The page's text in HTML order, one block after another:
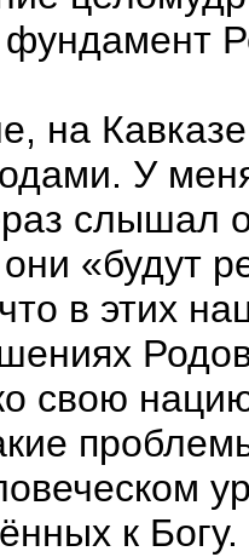
на
У
слышал
«будут
в этих
свою
к